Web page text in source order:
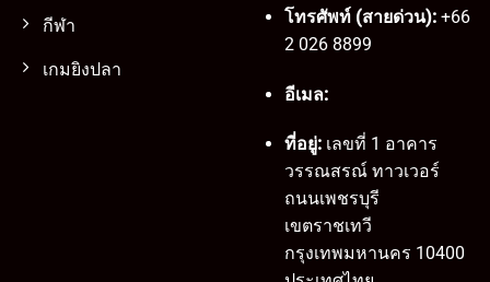
กีฬา
เกมยิงปลา
โทรศัพท์ (สายด่วน):+66
2 026 8899
อีเมล:
ที่อยู่: เลขที่ 1 อาคาร
วรรณสรณ์ ทาวเวอร์
ถนนเพชรบุรี
เขตราชเทวี
กรุงเทพมหานคร 10400